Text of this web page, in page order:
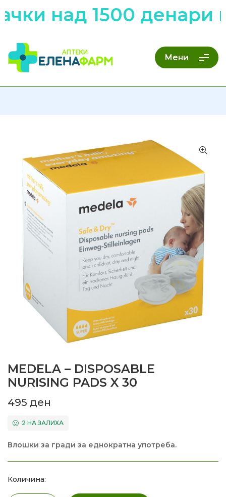
над 1500 денари
Мени
MEDELA – DISPOSABLE
NURISING PADS X 30
495 ден
2 НА ЗАЛИХА
Влошки за гради за еднократна употреба.
Количина: